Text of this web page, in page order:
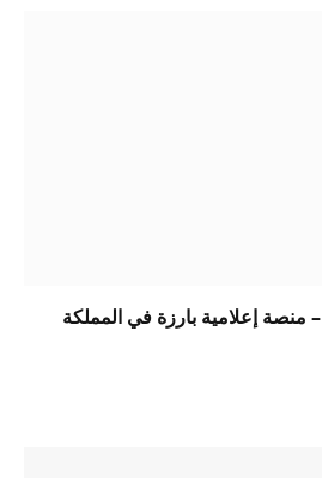
منصة إعلامية بارزة في المملكة